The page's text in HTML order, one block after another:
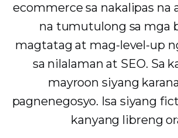
ecommerce sa nakalipas na
na tumutulong sa mga
magtatag at mag-level-up
sa nilalaman at SEO. Sa
mayroon siyang
pagnenegosyo. Isa siyang
kanyang libreng